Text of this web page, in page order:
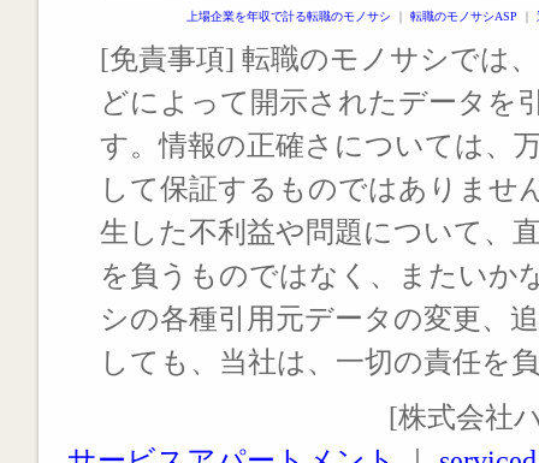
上場企業を年収で計る転職のモノサシ ｜ 転職のモノサシASP ｜
[免責事項] 転職のモノサシでは
どによって開示されたデータを
す。情報の正確さについては、
して保証するものではありませ
生した不利益や問題について、
を負うものではなく、またいか
シの各種引用元データの変更、
しても、当社は、一切の責任を
[株式会社